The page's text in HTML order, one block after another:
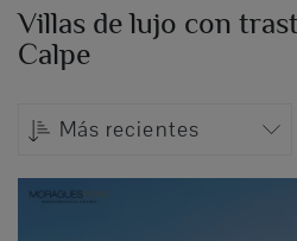
Villas de lujo con
Calpe
Más recientes